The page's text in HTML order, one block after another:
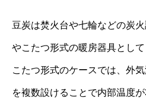
豆炭は焚火台や七輪などの炭
やこたつ形式の暖房器具とし
こたつ形式のケースでは、外
を複数設けることで内部温度